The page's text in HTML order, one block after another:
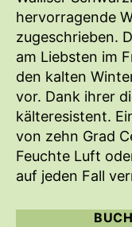
hervorragende
zugeschrieben.
am Liebsten im
den kalten
vor. Dank ihrer
kälteresistent.
von zehn Grad
Feuchte Luft
auf jeden Fall